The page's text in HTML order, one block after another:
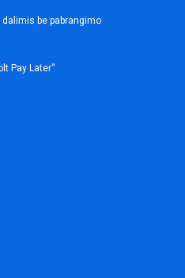
be pabrangimo
Pay Later“